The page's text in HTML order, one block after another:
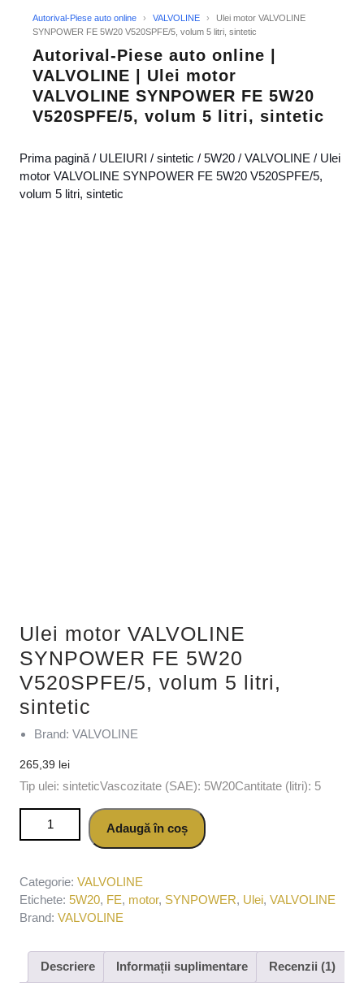
Autorival-Piese auto online › VALVOLINE ›
Ulei motor VALVOLINE
SYNPOWER FE 5W20 V520SPFE/5, volum 5 litri, sintetic
Autorival-Piese auto online |
VALVOLINE | Ulei motor
VALVOLINE SYNPOWER FE 5W20
V520SPFE/5, volum 5 litri, sintetic
Prima pagină / ULEIURI / sintetic / 5W20 / VALVOLINE / Ulei
motor VALVOLINE SYNPOWER FE 5W20 V520SPFE/5,
volum 5 litri, sintetic
Ulei motor VALVOLINE
SYNPOWER FE 5W20
V520SPFE/5, volum 5 litri,
sintetic
Brand: VALVOLINE
265,39 lei
Tip ulei: sinteticVascozitate (SAE): 5W20Cantitate (litri): 5
Cantitate Ulei motor VALVOLINE SYNPOWER FE 5W20
V520SPFE/5, volum 5 litri, sintetic
Adaugă în coș
Categorie: VALVOLINE
Etichete: 5W20, FE, motor, SYNPOWER, Ulei, VALVOLINE
Brand: VALVOLINE
Descriere Informații suplimentare Recenzii (1)